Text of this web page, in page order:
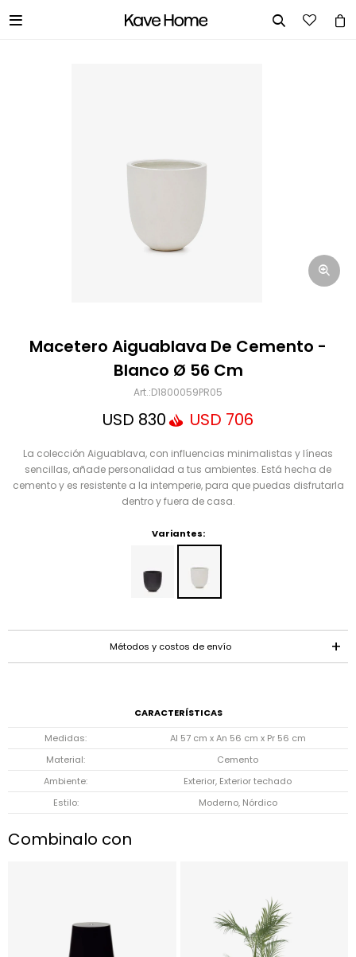
 
Macetero Aiguablava De Cemento -
Blanco Ø 56 Cm
D1800059PR05
USD 830 USD 706
La colección Aiguablava, con influencias minimalistas y líneas
sencillas, añade personalidad a tus ambientes. Está hecha de
cemento y es resistente a la intemperie, para que puedas disfrutarla
dentro y fuera de casa.
Variantes:
Métodos y costos de envío
CARACTERÍSTICAS
Medidas
Al 57 cm x An 56 cm x Pr 56 cm
Material
Cemento
Ambiente
Exterior, Exterior techado
Estilo
Moderno, Nórdico
Combinalo con